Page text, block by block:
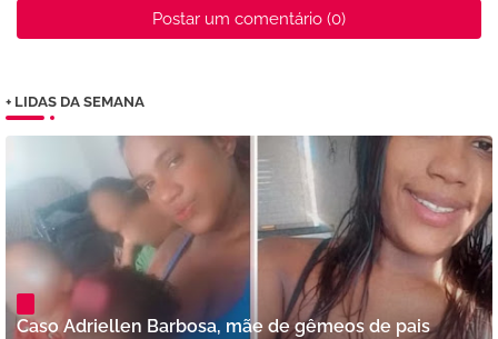
Postar um comentário (0)
+ LIDAS DA SEMANA
Caso Adriellen Barbosa, mãe de gêmeos de pais